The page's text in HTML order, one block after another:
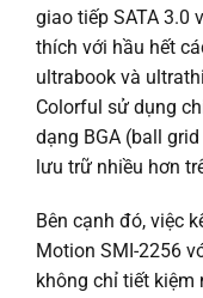
giao tiếp SATA 3.0
thích với hầu hết
ultrabook và
Colorful sử dụng
dạng BGA (ball
lưu trữ nhiều hơn
Bên cạnh đó, việc
Motion SMI-2256
không chỉ tiết